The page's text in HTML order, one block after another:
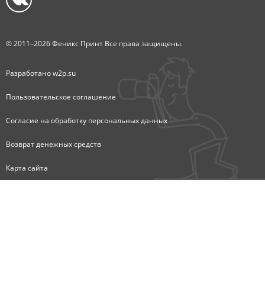
© 2011–2026 Феникс Принт Все права защищены.
Разработаноw2p.su
Пользовательское соглашение
Согласие на обработку персональных данных
Возврат денежных средств
Карта сайта